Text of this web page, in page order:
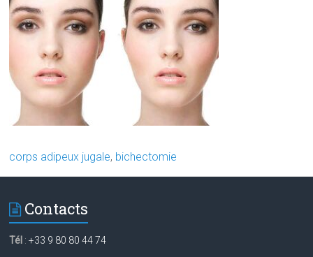
corps adipeux jugale, bichectomie
Contacts
Tél :+33 9 80 80 44 74